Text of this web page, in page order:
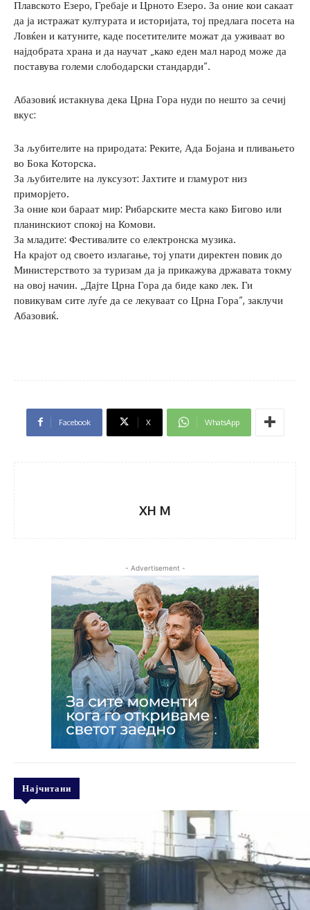
Плавското Езеро, Гребаје и Црното Езеро. За оние кои сакаат
да ја истражат културата и историјата, тој предлага посета на
Ловќен и катуните, каде посетителите можат да уживаат во
најдобрата храна и да научат „како еден мал народ може да
поставува големи слободарски стандарди“.
Абазовиќ истакнува дека Црна Гора нуди по нешто за сечиј
вкус:
За љубителите на природата: Реките, Ада Бојана и пливањето
во Бока Которска.
За љубителите на луксузот: Јахтите и гламурот низ
приморјето.
За оние кои бараат мир: Рибарските места како Бигово или
планинскиот спокој на Комови.
За младите: Фестивалите со електронска музика.
На крајот од своето излагање, тој упати директен повик до
Министерството за туризам да ја прикажува државата токму
на овој начин. „Дајте Црна Гора да биде како лек. Ги
повикувам сите луѓе да се лекуваат со Црна Гора“, заклучи
Абазовиќ.
Facebook X WhatsApp
XH M
- Advertisement -
Најчитани